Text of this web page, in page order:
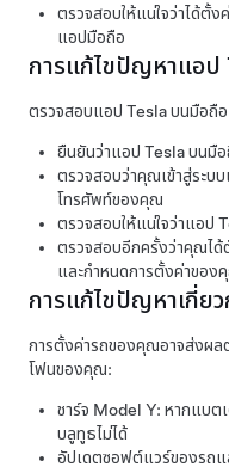
ตรวจสอบให้แน่ใจว่าได้ตั้
แอปมือถือ
การแก้ไขปัญหาแอป
ตรวจสอบแอป Tesla บนมือถื
ยืนยันว่าแอป Tesla บนมื
ตรวจสอบว่าคุณเข้าสู่ระบ
โทรศัพท์ของคุณ
ตรวจสอบให้แน่ใจว่าแอป
ตรวจสอบอีกครั้งว่าคุณได้
และกำหนดการตั้งค่าขอ
การแก้ไขปัญหาเกี่ย
การตั้งค่ารถของคุณอาจส่งผล
โฟนของคุณ:
ชาร์จ Model Y: หากแบต
บลูทูธไม่ได้
อัปเดตซอฟต์แวร์ของรถแ